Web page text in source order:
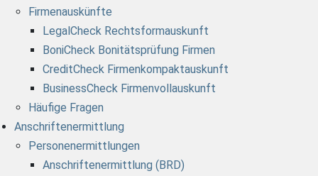
Firmenauskünfte
LegalCheck Rechtsformauskunft
BoniCheck Bonitätsprüfung Firmen
CreditCheck Firmenkompaktauskunft
BusinessCheck Firmenvollauskunft
Häufige Fragen
Anschriftenermittlung
Personenermittlungen
Anschriftenermittlung (BRD)